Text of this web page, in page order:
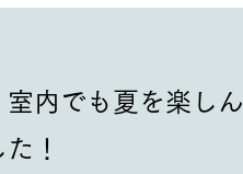
内でも夏を楽しん
！